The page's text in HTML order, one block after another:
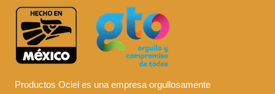
Productos Ociel es una empresa orgullosamente